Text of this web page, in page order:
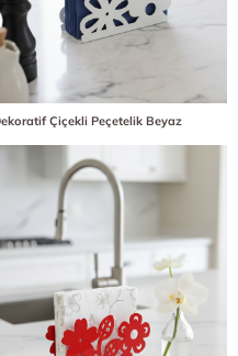
Çiçekli Peçetelik Beyaz